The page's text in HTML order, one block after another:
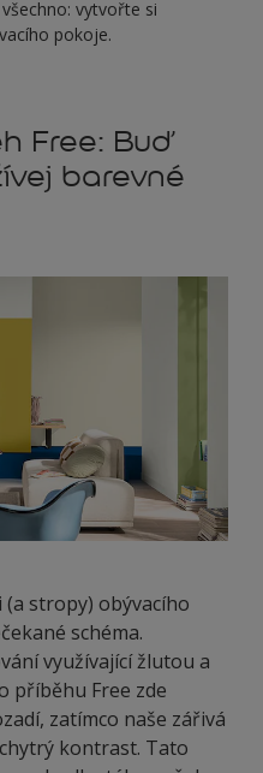
vytvořte si
pokoje.
Free: Buď
barevné
(a stropy) obývacího
schéma.
využívající žlutou a
příběhu Free zde
zatímco naše zářivá
kontrast. Tato